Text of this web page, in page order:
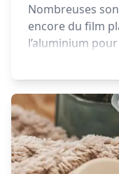
Nombreuses
encore du film
l’aluminium
qui équivaut à
évités.